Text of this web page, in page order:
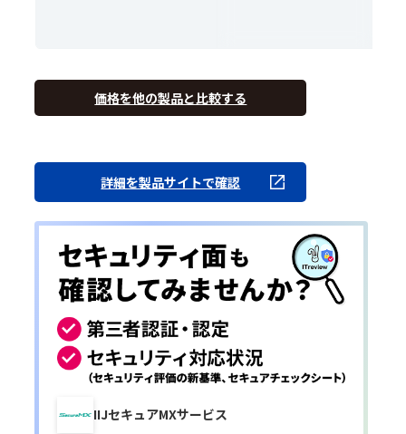
価格を他の製品と比較する
詳細を製品サイトで確認
IIJセキュアMXサービス